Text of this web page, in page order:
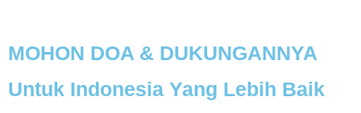
MOHON DOA & DUKUNGANNYA
Untuk Indonesia Yang Lebih Baik